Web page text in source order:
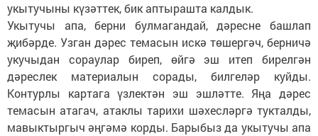
укытучыны күзәттек, бик аптырашта калдык.
Укытучы апа, берни булмагандай, дәресне башлап
җибәрде. Узган дәрес темасын искә төшергәч, берничә
укучыдан сораулар биреп, өйгә эш итеп бирелгән
дәреслек материалын сорады, билгеләр куйды.
Контурлы картага үзлектән эш эшләтте. Яңа дәрес
темасын атагач, атаклы тарихи шәхесләргә тукталды,
мавыктыргыч әңгәмә корды. Барыбыз да укытучы апа